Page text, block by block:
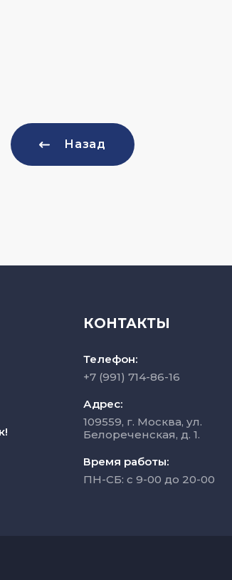
Назад
КОНТАКТЫ
Телефон:
+7 (991) 714-86-16
Адрес:
109559, г. Москва, ул.
Белореченская, д. 1.
Время работы:
ПН-СБ: с 9-00 до 20-00